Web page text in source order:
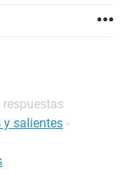
respuestas
y salientes -